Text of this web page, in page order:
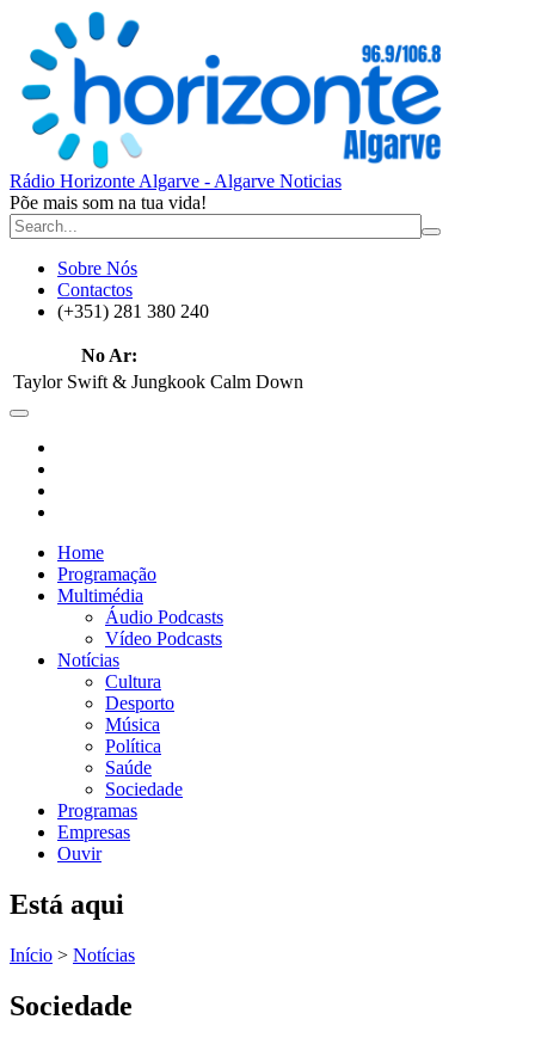
Rádio Horizonte Algarve - Algarve Noticias
Põe mais som na tua vida!
Sobre Nós
Contactos
(+351) 281 380 240
No Ar:
Taylor Swift & Jungkook Calm Down
Home
Programação
Multimédia
Áudio Podcasts
Vídeo Podcasts
Notícias
Cultura
Desporto
Música
Política
Saúde
Sociedade
Programas
Empresas
Ouvir
Está aqui
Início > Notícias
Sociedade